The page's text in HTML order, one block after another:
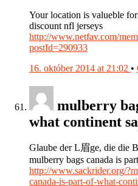
Your location is valueble
discount nfl jerseys
http://www.netfav.com/
postId=290933
16. október 2014 at 21:02 •
mulberry
what continent
Glaube der L眉ge, die die
mulberry bags canada is
http://www.sackrider.org/
canada-is-part-of-what-